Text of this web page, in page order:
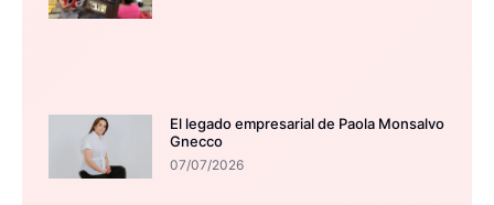
El legado empresarial de Paola Monsalvo
Gnecco
07/07/2026